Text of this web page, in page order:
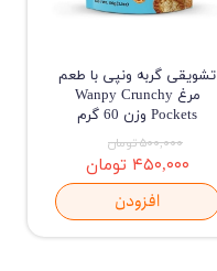
تشویقی گربه ونپی با طعم
مرغ Wanpy Crunchy
Pockets وزن 60 گرم
۵۰۰,۰۰۰ تومان
۴۵۰,۰۰۰ تومان
افزودن